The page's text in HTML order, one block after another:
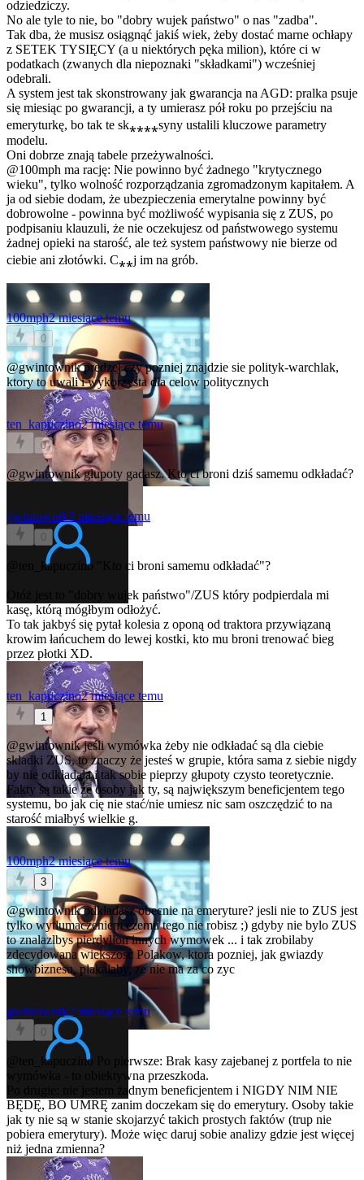
odziedziczy.
No ale tyle to nie, bo "dobry wujek państwo" o nas "zadba".
Tak dba, że musisz osiągnąć jakiś wiek, żeby dostać marne ochłapy
z SETEK TYSIĘCY (a u niektórych pęka milion), które ci w
podatkach (zwanych dla niepoznaki "składkami") wcześniej
odebrali.
A system jest tak skonstrowany jak gwarancja na AGD: pralka psuje
się miesiąc po gwarancji, a ty umierasz pół roku po przejściu na
emeryturkę, bo tak te sk⁎⁎⁎⁎syny ustalili kluczowe parametry
modelu.
Oni dobrze znają tabele przeżywalności.
@100mph ma rację: Nie powinno być żadnego "krytycznego
wieku", tylko wolność rozporządzania zgromadzonym kapitałem. A
ja od siebie dodam, że ubezpieczenia emerytalne powinny być
dobrowolne - powinna być możliwość wypisania się z ZUS, po
podpisaniu klauzuli, że nie oczekujesz od państwowego systemu
żadnej opieki na starość, ale też system państwowy nie bierze od
ciebie ani złotówki. C⁎⁎j im na grób.
100mph2 miesiące temu
0
@gwintownikpredzej czy pozniej znajdzie sie polityk-warchlak,
ktory to uwali i wykorzysta dla celow politycznych
ten_kapuczino2 miesiące temu
0
@gwintownikgłupoty gadasz. Kto ci broni dziś samemu odkładać?
gwintownik2 miesiące temu
0
@ten_kapuczino "Kto ci broni samemu odkładać"?
Otóż jest to "dobry wujek państwo"/ZUS który podpierdala mi
kasę, którą mógłbym odłożyć.
To tak jakbyś się pytał kolesia z oponą od traktora przywiązaną
krowim łańcuchem do lewej kostki, kto mu broni trenować bieg
przez płotki XD.
ten_kapuczino2 miesiące temu
1
@gwintownikjeśli wymówka żeby nie odkładać są dla ciebie
skladki ZUS, to znaczy że jesteś w grupie, która sama z siebie nigdy
by nie odkładała i tak sobie pieprzy głupoty czysto teoretycznie.
Fakty są takie że osoby jak ty, są największym beneficjentem tego
systemu, bo jak cię nie stać/nie umiesz nic sam oszczędzić to na
starość miałbyś wielkie g.
100mph2 miesiące temu
3
@gwintownikodkladasz obecnie na emeryture? jesli nie to ZUS jest
tylko wytlumaczeniem czemu tego nie robisz ;) gdyby nie bylo ZUS
to znalazlbys pierdylion innych wymowek ... i tak zrobilaby
zdecydowana wiekszosc Polakow, ktora pozniej, jak gwiazdy
showbiznesu, plakalaby, ze nie ma za co zyc
gwintownik2 miesiące temu
0
@ten_kapuczino
Po pierwsze: Brak kasy zajebanej z portfela to nie
wymówka - to obiektywna przeszkoda.
Po drugie: nie jestem żadnym beneficjentem i NIGDY NIM NIE
BĘDĘ, BO UMRĘ zanim doczekam się do emerytury. Osoby takie
jak ty nie są w stanie skojarzyć takich prostych faktów (trup nie
pobiera emerytury). Może więc daruj sobie analizy gdzie jest więcej
niż jedna zmienna?